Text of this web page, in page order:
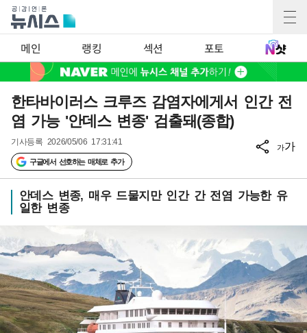
메인 랭킹 섹션 포토
한타바이러스 크루즈 감염자에게서 인간 전
염 가능 '안데스 변종' 검출돼(종합)
기사등록 2026/05/06 17:31:41
구글에서 선호하는 매체로 추가
가가
안데스 변종, 매우 드물지만 인간 간 전염 가능한 유
일한 변종